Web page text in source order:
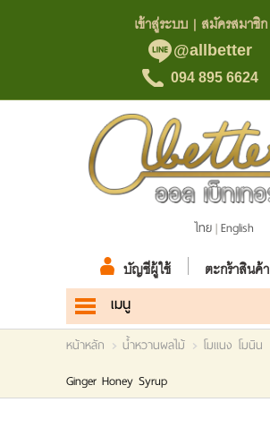
เข้าสู่ระบบ | สมัครสมาชิก
@allbetter
094 895 6624
ตะกร้าสินค้า
บัญชีผู้ใช้
ไทย|English
เมนู
หน้าแรก
สินค้า
หน้าหลัก น้ำหวานผลไม้ โมแนง โมนิน
Ginger Honey Syrup